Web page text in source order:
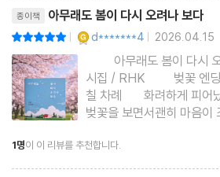
5장 좋은 사람 한 사람 찾아온 날에
예쁘다 / 미루나무 / 오르골 / 멈춘 자리 /
안부 / 걸어갑니다·1 / 걸어갑니다·2 / 찬
다·2 / 콩나물국밥 / 자연 / 오랜 사랑 /
축도 / 제민천 / 풀꽃문학관에 바란다 /
다. 남편과 아이
종이책 아무래도 봄이 다시 오려나 보다
| d*******4 | 2026.04.15
⠀⠀⠀아무래도 봄이 다시
시집 / RHK⠀⠀⠀벚꽃 엔딩
칠 차례 ⠀⠀화려하게 피어
벚꽃을 보면서괜히 마음이
다⠀⠀뭔가 끝나버린 느낌,
기분⠀⠀⠀그때 이 시집을
1명이 이 리뷰를 추천합니다.